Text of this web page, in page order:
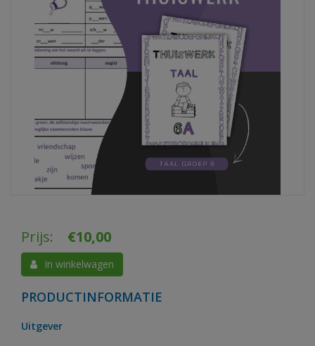
Prijs: €10,00
In winkelwagen
PRODUCTINFORMATIE
Uitgever